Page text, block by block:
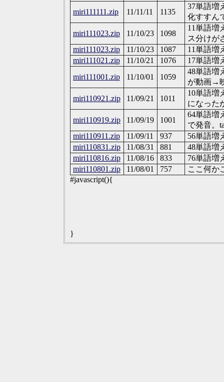
miri111111.zip
11/11/11 1135
37単語増
化すすん
miri111023.zip
11/10/23 1098
11単語増
ス分けが
miri111023.zip
11/10/23 1087
11単語増
miri111021.zip
11/10/21 1076
17単語増
miri111001.zip
11/10/01 1059
48単語増
が動画→
miri110921.zip
11/09/21 1011
10単語増
になった
miri110919.zip
11/09/19 1001
64単語増
で発音。
miri110911.zip
11/09/11 937
56単語増
miri110831.zip
11/08/31 881
48単語増
miri110816.zip
11/08/16 833
76単語増
miri110801.zip
11/08/01 757
ここ何か
#javascript(){
}